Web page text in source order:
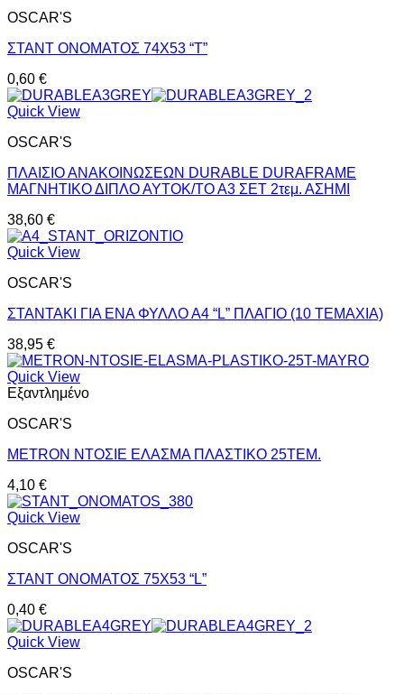
OSCAR'S
ΣΤΑΝΤ ΟΝΟΜΑΤΟΣ 74X53 “T”
0,60 €
Quick View
OSCAR'S
ΠΛΑΙΣΙΟ ΑΝΑΚΟΙΝΩΣΕΩΝ DURABLE DURAFRAME
ΜΑΓΝΗΤΙΚΟ ΔΙΠΛΟ ΑΥΤΟΚ/ΤΟ Α3 ΣΕΤ 2τεμ. ΑΣΗΜΙ
38,60 €
Quick View
OSCAR'S
ΣΤΑΝΤΑΚΙ ΓΙΑ ΕΝΑ ΦΥΛΛΟ Α4 “L” ΠΛΑΓΙΟ (10 TEMAXIA)
38,95 €
Quick View
Εξαντλημένο
OSCAR'S
METRON ΝΤΟΣΙΕ ΕΛΑΣΜΑ ΠΛΑΣΤΙΚΟ 25ΤΕΜ.
4,10 €
Quick View
OSCAR'S
ΣΤΑΝΤ ΟΝΟΜΑΤΟΣ 75X53 “L”
0,40 €
Quick View
OSCAR'S